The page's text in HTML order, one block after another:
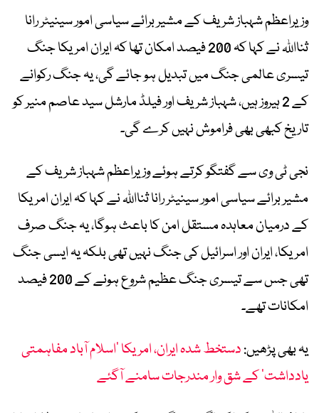
وزیراعظم شہباز شریف کے مشیر برائے سیاسی امور سینیٹر رانا
ثنااللہ نے کہا کہ 200 فیصد امکان تھا کہ ایران امریکا جنگ
تیسری عالمی جنگ میں تبدیل ہو جائے گی، یہ جنگ رکوانے
کے 2 ہیروز ہیں، شہباز شریف اور فیلڈ مارشل سید عاصم منیر کو
تاریخ کبھی بھی فراموش نہیں کرے گی۔
نجی ٹی وی سے گفتگو کرتے ہوئے وزیراعظم شہباز شریف کے
مشیر برائے سیاسی امور سینیٹر رانا ثنااللہ نے کہا کہ ایران امریکا
کے درمیان معاہدہ مستقل امن کا باعث ہوگا، یہ جنگ صرف
امریکا، ایران اور اسرائیل کی جنگ نہیں تھی بلکہ یہ ایسی جنگ
تھی جس سے تیسری جنگ عظیم شروع ہونے کے 200 فیصد
امکانات تھے۔
یہ بھی پڑھیں:دستخط شدہ ایران، امریکا ’اسلام آباد مفاہمتی
یادداشت‘ کے شق وار مندرجات سامنے آگئے